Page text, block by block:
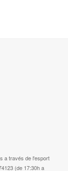
a través de l'esport
(de 17:30h a